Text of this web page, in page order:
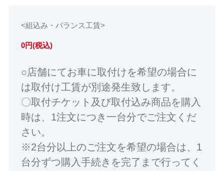
<組込み・バランス工賃>
0円(税込)
○店舗にてお車に取付けを希望の場合に
は取付け工賃が別途発生致します。
〇取付チケット及び取付込み商品を購入
時は、1注文につき一台分でご注文くだ
さい。
※2台分以上のご注文を希望の場合は、1
台分ずつ購入手続きを完了まで行ってく